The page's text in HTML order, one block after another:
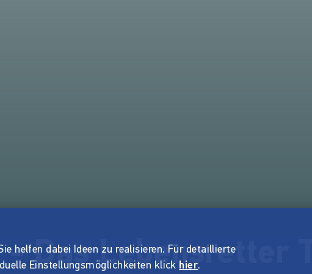
Das Lebensretter
helfen dabei Ideen zu realisieren. Für detaillierte
Einstellungsmöglichkeiten klick hier.